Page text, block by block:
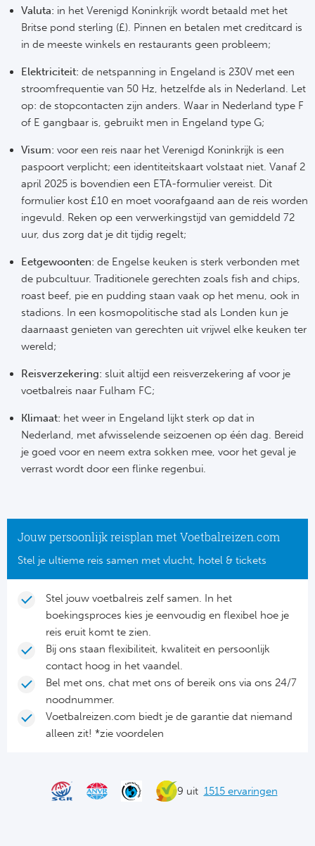
België
Valuta: in het Verenigd Koninkrijk wordt betaald met het
Britse pond sterling (£). Pinnen en betalen met creditcard is
in de meeste winkels en restaurants geen probleem;
Elektriciteit: de netspanning in Engeland is 230V met een
stroomfrequentie van 50 Hz, hetzelfde als in Nederland. Let
op: de stopcontacten zijn anders. Waar in Nederland type F
of E gangbaar is, gebruikt men in Engeland type G;
Visum: voor een reis naar het Verenigd Koninkrijk is een
paspoort verplicht; een identiteitskaart volstaat niet. Vanaf 2
april 2025 is bovendien een ETA-formulier vereist. Dit
formulier kost £10 en moet voorafgaand aan de reis worden
ingevuld. Reken op een verwerkingstijd van gemiddeld 72
uur, dus zorg dat je dit tijdig regelt;
Eetgewoonten: de Engelse keuken is sterk verbonden met
de pubcultuur. Traditionele gerechten zoals fish and chips,
roast beef, pie en pudding staan vaak op het menu, ook in
stadions. In een kosmopolitische stad als Londen kun je
daarnaast genieten van gerechten uit vrijwel elke keuken ter
wereld;
Reisverzekering: sluit altijd een reisverzekering af voor je
voetbalreis naar Fulham FC;
Klimaat: het weer in Engeland lijkt sterk op dat in
Nederland, met afwisselende seizoenen op één dag. Bereid
je goed voor en neem extra sokken mee, voor het geval je
verrast wordt door een flinke regenbui.
Jouw persoonlijk reisplan met Voetbalreizen.com
Stel je ultieme reis samen met vlucht, hotel & tickets
Stel jouw voetbalreis zelf samen. In het
boekingsproces kies je eenvoudig en flexibel hoe je
reis eruit komt te zien.
Bij ons staan flexibiliteit, kwaliteit en persoonlijk
contact hoog in het vaandel.
Bel met ons, chat met ons of bereik ons via ons 24/7
noodnummer.
Voetbalreizen.com biedt je de garantie dat niemand
alleen zit! *zie voordelen
9 uit 1515 ervaringen